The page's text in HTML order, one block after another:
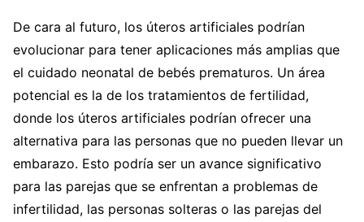
De cara al futuro, los úteros artificiales podrían
evolucionar para tener aplicaciones más amplias que
el cuidado neonatal de bebés prematuros. Un área
potencial es la de los tratamientos de fertilidad,
donde los úteros artificiales podrían ofrecer una
alternativa para las personas que no pueden llevar un
embarazo. Esto podría ser un avance significativo
para las parejas que se enfrentan a problemas de
infertilidad, las personas solteras o las parejas del